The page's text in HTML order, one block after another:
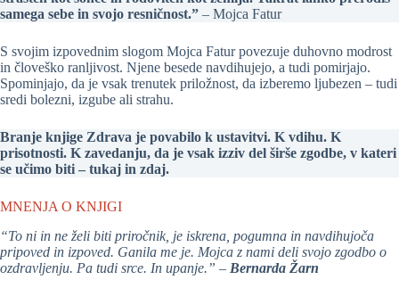
samega sebe in svojo resničnost.” – Mojca Fatur
S svojim izpovednim slogom Mojca Fatur povezuje duhovno modrost
in človeško ranljivost. Njene besede navdihujejo, a tudi pomirjajo.
Spominjajo, da je vsak trenutek priložnost, da izberemo ljubezen – tudi
sredi bolezni, izgube ali strahu.
Branje knjige Zdrava je povabilo k ustavitvi. K vdihu. K
prisotnosti. K zavedanju, da je vsak izziv del širše zgodbe, v kateri
se učimo biti – tukaj in zdaj.
MNENJA O KNJIGI
“To ni in ne želi biti priročnik, je iskrena, pogumna in navdihujoča
pripoved in izpoved. Ganila me je. Mojca z nami deli svojo zgodbo o
ozdravljenju. Pa tudi srce. In upanje.” – Bernarda Žarn